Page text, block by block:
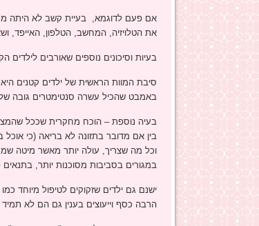
אם פעם לדוגמא, בעיית קשב לא היתה
את הטלויזיה, המחשב, הטלפון, האייפד,
בעיות וסיכונים נוספים שאורבים לילדים
סיבת המוות הראשית של ילדים קטנים היא
באמבט שהכיל עשרה סנטימטרים גובה של
בעיה נוספת – הוכח מחקרית שככל שהמצב
בין אם מדובר בתזונה לא בריאה (כי
וכל מה שצריך, עולה יותר מאשר מיטה
במגורים בסביבות מסוכנות יותר, בתנאים
ישנם גם ילדים שזקוקים לטיפול מיוחד
הרבה כסף וייעוצים בענין גם הם לא